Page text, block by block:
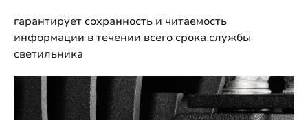
гарантирует сохранность и читаемость
информации в течении всего срока службы
светильника